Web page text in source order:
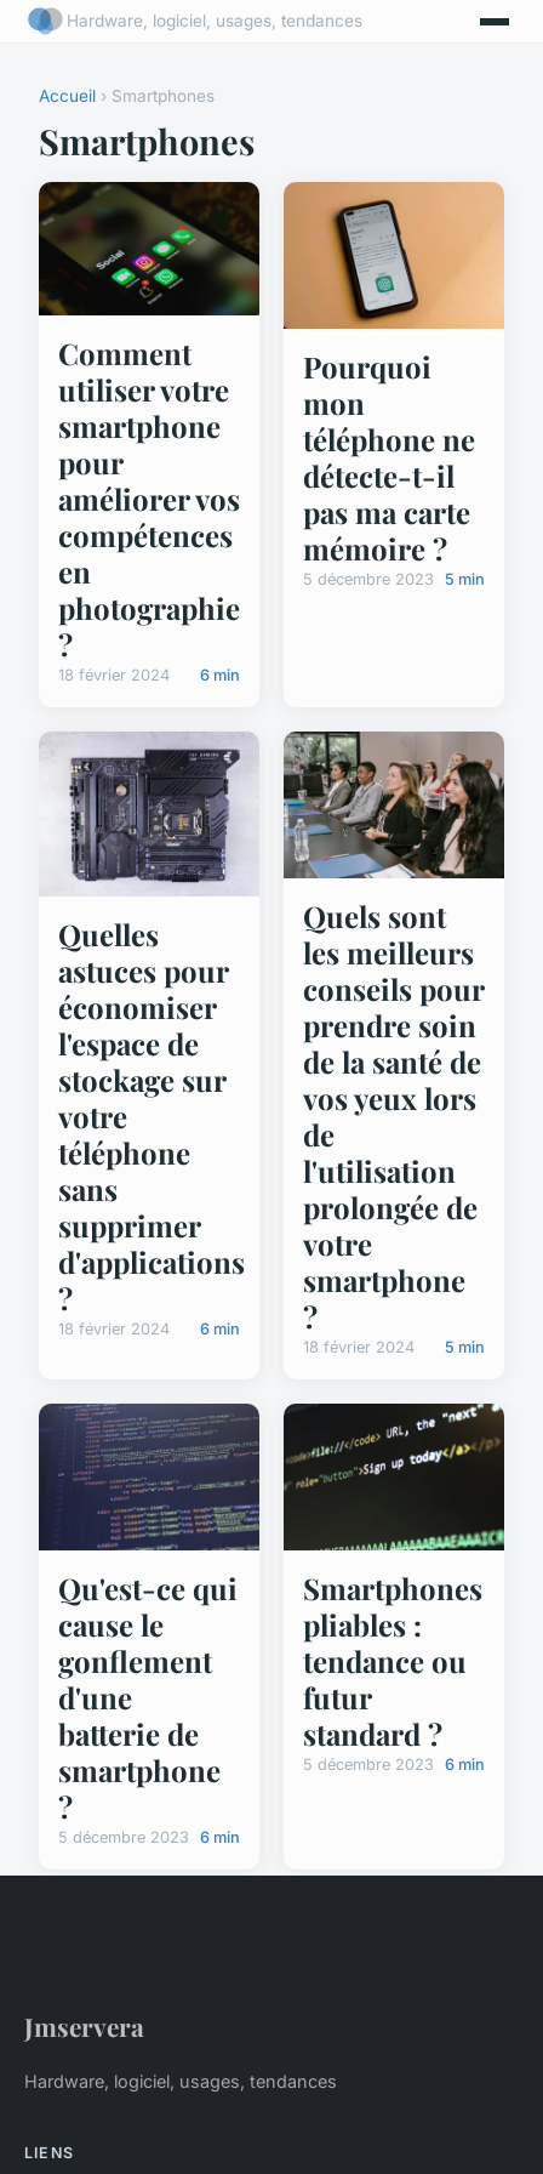
Hardware, logiciel, usages, tendances
Accueil › Smartphones
Smartphones
Comment
utiliser votre
smartphone
pour
améliorer vos
compétences
en
photographie
?
18 février 2024 6 min
Pourquoi
mon
téléphone ne
détecte-t-il
pas ma carte
mémoire ?
5 décembre 2023 5 min
Quelles
astuces pour
économiser
l'espace de
stockage sur
votre
téléphone
sans
supprimer
d'applications
?
18 février 2024 6 min
Quels sont
les meilleurs
conseils pour
prendre soin
de la santé de
vos yeux lors
de
l'utilisation
prolongée de
votre
smartphone
?
18 février 2024 5 min
Qu'est-ce qui
cause le
gonflement
d'une
batterie de
smartphone
?
5 décembre 2023 6 min
Smartphones
pliables :
tendance ou
futur
standard ?
5 décembre 2023 6 min
Jmservera
Hardware, logiciel, usages, tendances
LIENS